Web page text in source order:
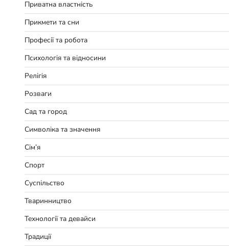
Приватна властність
Прикмети та сни
Професії та робота
Психологія та відносини
Релігія
Розваги
Сад та город
Символіка та значення
Сім’я
Спорт
Суспільство
Тваринництво
Технології та девайси
Традиції